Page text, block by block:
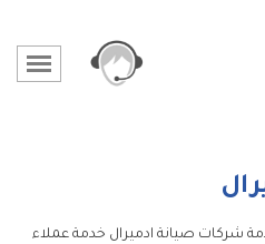
شركات صيانة ادميرال خدمة عملاء